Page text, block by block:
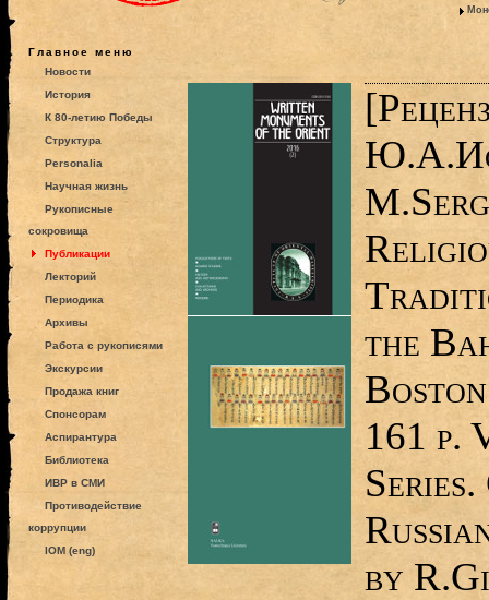
Главное меню
Новости
История
К 80-летию Победы
Структура
Personalia
Научная жизнь
Рукописные
сокровища
Публикации
Лекторий
Периодика
Архивы
Работа с рукописями
Экскурсии
Продажа книг
Спонсорам
Аспирантура
Библиотека
ИВР в СМИ
Противодействие
коррупции
IOM (eng)
the
161 p.
by